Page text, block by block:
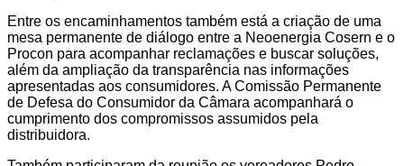
Entre os encaminhamentos também está a criação de uma
mesa permanente de diálogo entre a Neoenergia Cosern e o
Procon para acompanhar reclamações e buscar soluções,
além da ampliação da transparência nas informações
apresentadas aos consumidores. A Comissão Permanente
de Defesa do Consumidor da Câmara acompanhará o
cumprimento dos compromissos assumidos pela
distribuidora.